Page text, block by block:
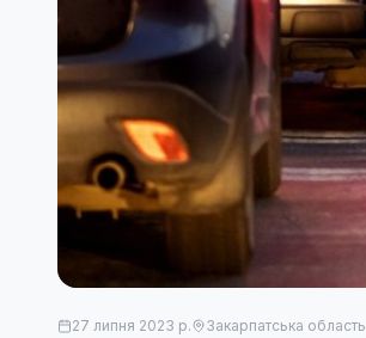
27 липня 2023 р. Закарпатська область